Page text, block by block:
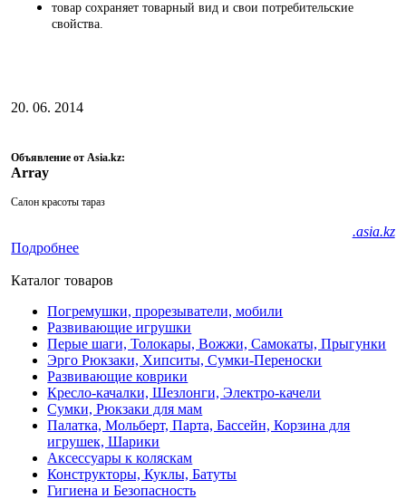
товар сохраняет товарный вид и свои потребительские
свойства.
20. 06. 2014
Объявление от Asia.kz:
Array
Салон красоты тараз
.asia.kz
Подробнее
Каталог товаров
Погремушки, прорезыватели, мобили
Развивающие игрушки
Перые шаги, Толокары, Вожжи, Самокаты, Прыгунки
Эрго Рюкзаки, Хипситы, Сумки-Переноски
Развивающие коврики
Кресло-качалки, Шезлонги, Электро-качели
Сумки, Рюкзаки для мам
Палатка, Мольберт, Парта, Бассейн, Корзина для
игрушек, Шарики
Аксессуары к коляскам
Конструкторы, Куклы, Батуты
Гигиена и Безопасность